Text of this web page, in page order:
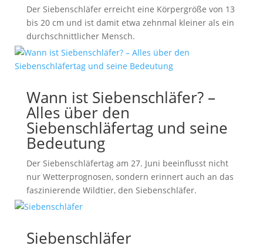
Der Siebenschläfer erreicht eine Körpergröße von 13
bis 20 cm und ist damit etwa zehnmal kleiner als ein
durchschnittlicher Mensch.
Wann ist Siebenschläfer? –
Alles über den
Siebenschläfertag und seine
Bedeutung
Der Siebenschläfertag am 27. Juni beeinflusst nicht
nur Wetterprognosen, sondern erinnert auch an das
faszinierende Wildtier, den Siebenschläfer.
Siebenschläfer